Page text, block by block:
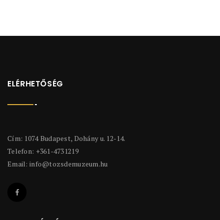
ELÉRHETŐSÉG
Cím: 1074 Budapest, Dohány u. 12-14.
Telefon: +361-4731219
Email: info@tozsdemuzeum.hu